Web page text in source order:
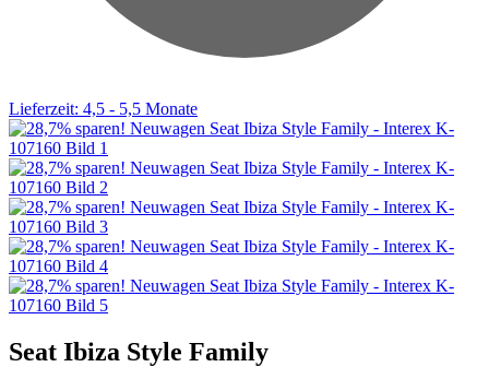
Lieferzeit: 4,5 - 5,5 Monate
Seat Ibiza Style Family